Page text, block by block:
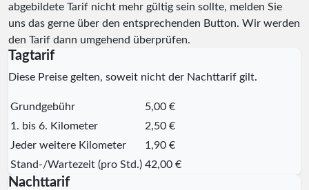
abgebildete Tarif nicht mehr gültig sein sollte, melden Sie
uns das gerne über den entsprechenden Button. Wir werden
den Tarif dann umgehend überprüfen.
Tagtarif
Diese Preise gelten, soweit nicht der Nachttarif gilt.
Grundgebühr
5,00 €
1. bis 6. Kilometer
2,50 €
Jeder weitere Kilometer
1,90 €
Stand-/Wartezeit (pro Std.) 42,00 €
Nachttarif